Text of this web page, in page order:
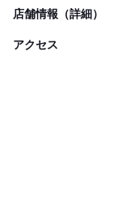
店舗情報（詳細）
アクセス